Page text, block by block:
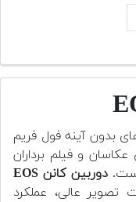
بدون آینه فول فریم
و فیلم برداران
است.
دوربین کانن EOS
عالی، عملکرد